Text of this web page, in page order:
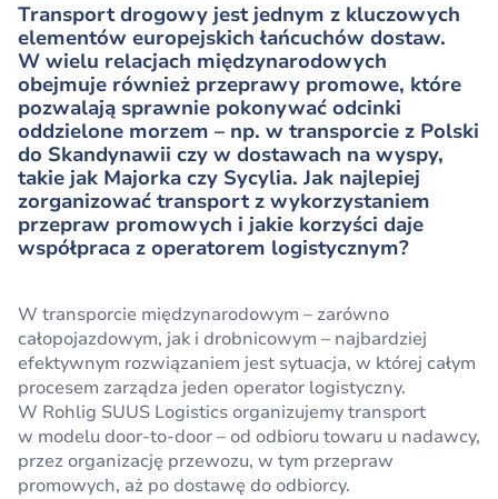
Transport drogowy jest jednym z kluczowych
elementów europejskich łańcuchów dostaw.
W wielu relacjach międzynarodowych
obejmuje również przeprawy promowe, które
pozwalają sprawnie pokonywać odcinki
oddzielone morzem – np. w transporcie z Polski
do Skandynawii czy w dostawach na wyspy,
takie jak Majorka czy Sycylia. Jak najlepiej
zorganizować transport z wykorzystaniem
przepraw promowych i jakie korzyści daje
współpraca z operatorem logistycznym?
W transporcie międzynarodowym – zarówno
całopojazdowym, jak i drobnicowym – najbardziej
efektywnym rozwiązaniem jest sytuacja, w której całym
procesem zarządza jeden operator logistyczny.
W Rohlig SUUS Logistics organizujemy transport
w modelu door-to-door – od odbioru towaru u nadawcy,
przez organizację przewozu, w tym przepraw
promowych, aż po dostawę do odbiorcy.